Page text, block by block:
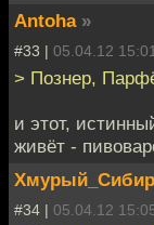
Antoha »
#33 | 05.04.12
> Познер,
и этот,
живёт -
#34 | 05.04.12